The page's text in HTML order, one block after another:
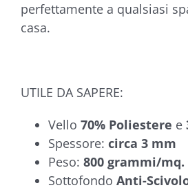
perfettamente a qualsiasi
casa.
UTILE DA SAPERE:
Vello 70% Poliestere e
Spessore: circa 3 mm
Peso: 800 grammi/mq.
Sottofondo Anti-